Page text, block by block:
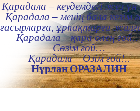
Қарадала – кеудемдегi жез үн
Қарадала – менiң бала кезiм
ғасырларға, ұрпақтарға
Қарадала – қара өлең
Сөзiм ғой…
Қарадала – Өзiм ғой!..
Нұрлан ОРАЗАЛИН